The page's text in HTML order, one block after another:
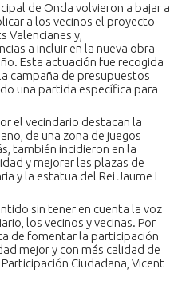
de Onda volvieron a bajar a
a los vecinos el proyecto
Valencianes y,
a incluir en la nueva obra
Esta actuación fue recogida
campaña de presupuestos
una partida específica para
el vecindario destacan la
de una zona de juegos
también incidieron en la
y mejorar las plazas de
y la estatua del Rei Jaume I
sin tener en cuenta la voz
los vecinos y vecinas. Por
de fomentar la participación
mejor y con más calidad de
Ciudadana, Vicent